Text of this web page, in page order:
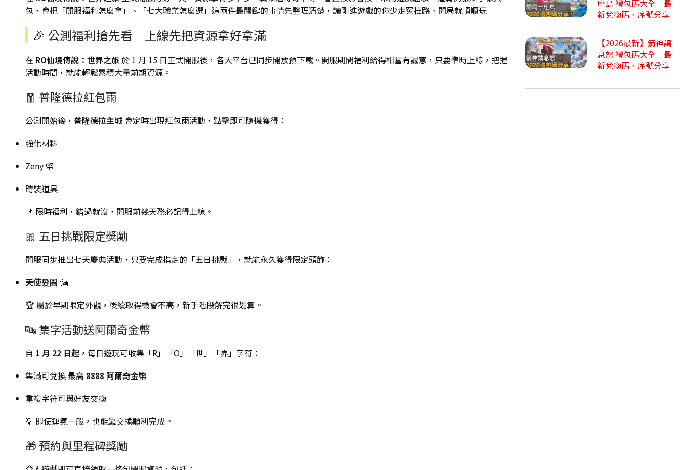
包，會把「開服福利怎麼拿」、「七大職業怎麼選」這兩件最關鍵的事情先整理清楚，讓剛進遊戲的你少走冤枉路、開局就順順玩
🎉 公測福利搶先看｜上線先把資源拿好拿滿
在 RO仙境傳說：世界之旅於 1 月 15 日正式開服後，各大平台已同步開放預下載。開服期間福利給得相當有誠意，只要準時上線，把握
活動時間，就能輕鬆累積大量前期資源。
🧧 普隆德拉紅包雨
公測開始後， 普隆德拉主城 會定時出現紅包雨活動，點擊即可隨機獲得：
強化材料
Zeny 幣
時裝道具
📌 限時福利，錯過就沒，開服前幾天務必記得上線。
🎀 五日挑戰限定獎勵
開服同步推出七天慶典活動，只要完成指定的「五日挑戰」，就能永久獲得限定頭飾：
天使髮圈 👼
🏆 屬於早期限定外觀，後續取得機會不高，新手階段解完很划算。
🔤 集字活動送阿爾奇金幣
自 1 月 22 日起 ，每日遊玩可收集「R」「O」「世」「界」字符：
集滿可兌換最高 8888 阿爾奇金幣
重複字符可與好友交換
💡 即使運氣一般，也能靠交換順利完成。
🎁 預約與里程碑獎勵
座島 禮包碼大全｜最
新兌換碼、序號分享
【2026最新】箭神請
息怒 禮包碼大全｜最
新兌換碼、序號分享